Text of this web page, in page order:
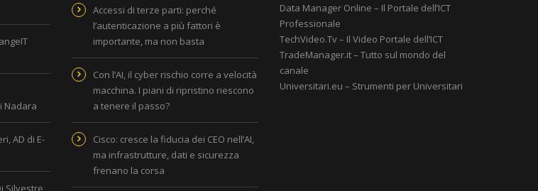
Nadara
AD di E-
Silvestre,
Accessi di terze parti: perché
l’autenticazione a più fattori è
importante, ma non basta
Con l’AI, il cyber rischio corre a velocità
macchina. I piani di ripristino riescono
a tenere il passo?
Cisco: cresce la fiducia dei CEO nell’AI,
ma infrastrutture, dati e sicurezza
frenano la corsa
Data Manager Online – Il Portale dell’ICT
Professionale
TechVideo.Tv – Il Video Portale dell’ICT
TradeManager.it – Tutto sul mondo del
canale
Universitari.eu – Strumenti per Universitari